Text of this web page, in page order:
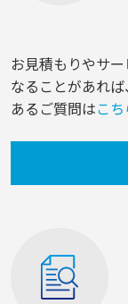
お見積もりやサ
なることがあれ
あるご質問はこち